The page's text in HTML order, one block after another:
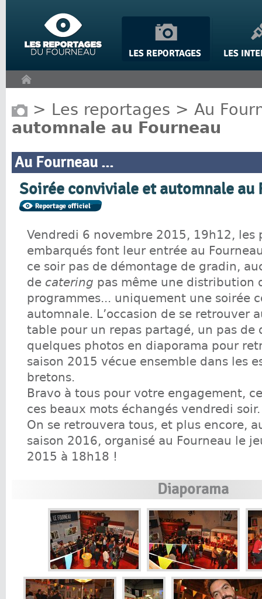
> Les reportages > Au
automnale au Fourneau
Au Fourneau ...
Soirée conviviale et automnale au
Vendredi 6 novembre 2015, 19h12, les
embarqués font leur entrée au
ce soir pas de démontage de gradin,
de catering pas même une distribution
programmes... uniquement une soirée
automnale. L’occasion de se retrouver
table pour un repas partagé, un pas de
quelques photos en diaporama pour
saison 2015 vécue ensemble dans les
bretons.
Bravo à tous pour votre engagement,
ces beaux mots échangés vendredi soir.
On se retrouvera tous, et plus encore,
saison 2016, organisé au Fourneau le
2015 à 18h18 !
Diaporama